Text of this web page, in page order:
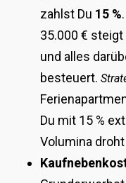
zahlst Du 15 %
35.000 €
und alles
besteuert.
Du mit 15 %
Volumina